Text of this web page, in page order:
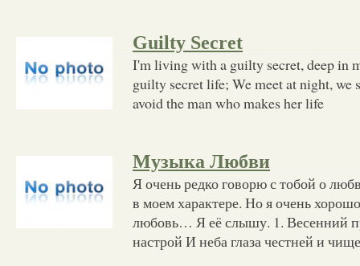
Guilty Secret
I'm living with a guilty secret, deep in
guilty secret life; We meet at night, we
avoid the man who makes her life
Музыка Любви
Я очень редко говорю с тобой о
в моем характере. Но я очень
любовь… Я её слышу. 1. Весенний
настрой И неба глаза честней и